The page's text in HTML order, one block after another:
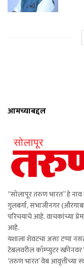
आमच्याबद्दल
“सोलापूर तरुण भारत” हे नाव
गुलबर्गा, संभाजीनगर
परिचयाचे आहे. वाचकांच्या
आहे.
यशाला शेवटचा असा टप्पा
टेबलवरील कॉम्प्युटर
‘तरुण भारत’ वेब आवृत्तीच्या